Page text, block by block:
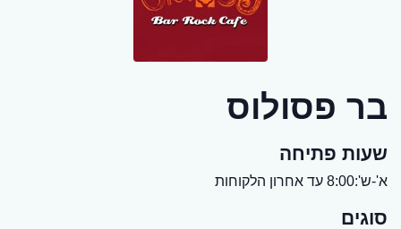
בר פסולוס
שעות פתיחה
א'-ש':8:00 עד אחרון הלקוחות
סוגים